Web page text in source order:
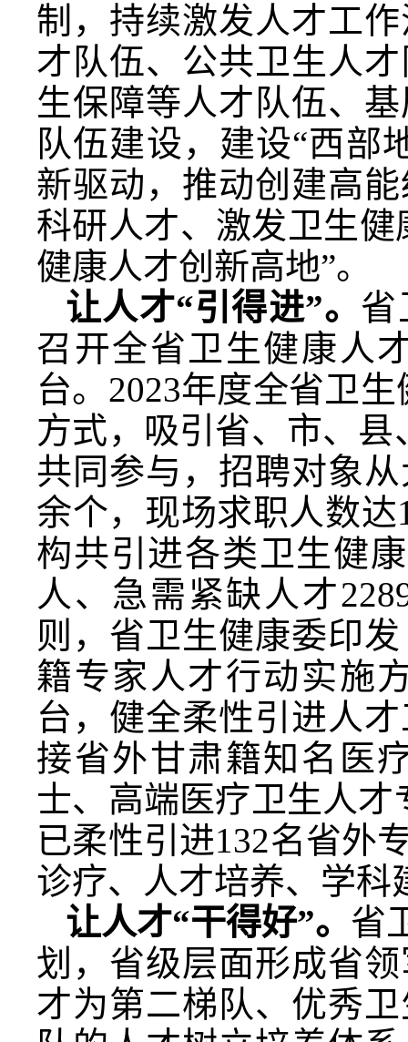
制，持续激发人才工
才队伍、公共卫生人
生保障等人才队伍、
队伍建设，建设“西部
新驱动，推动创建高
科研人才、激发卫生
健康人才创新高地”。
让人才“引得进”。 省
召开全省卫生健康人
台。2023年度全省卫
方式，吸引省、市、
共同参与，招聘对象
余个，现场求职人数
构共引进各类卫生健
人、急需紧缺人才
则，省卫生健康委印
籍专家人才行动实施
台，健全柔性引进人
接省外甘肃籍知名医
士、高端医疗卫生人
已柔性引进132名省外
诊疗、人才培养、学科
让人才“干得好”。 省
划，省级层面形成省
才为第二梯队、优秀